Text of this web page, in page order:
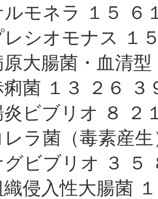
ネラ １５ ６
オモナス １５
腸菌・血清型
１３ ２６ ３
ブリオ ８ ２
菌（毒素産生
ブリオ ３ ５
入性大腸菌 １